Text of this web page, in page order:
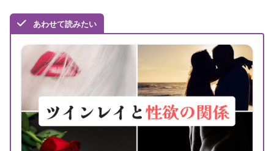
あわせて読みたい